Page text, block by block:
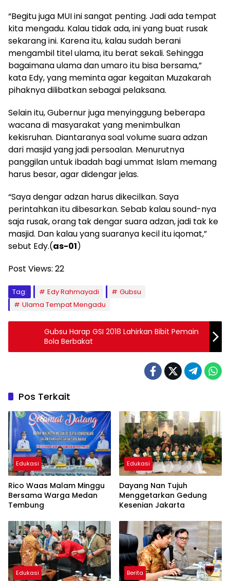
“Begitu juga MUI ini sangat penting. Jadi ada tempat
kita mengadu. Kalau tidak ada, ini yang buat rusak
sekarang ini. Karena itu, kalau sudah berani
mengambil titel ulama, itu berat sekali. Sehingga
bagaimana ulama dan umaro itu bisa bersama,”
kata Edy, yang meminta agar kegaitan Muzakarah
pihaknya dilibatkan sebagai pelaksana.
Selain itu, Gubernur juga menyinggung beberapa
wacana di masyarakat yang menimbulkan
kekisruhan. Diantaranya soal volume suara adzan
dari masjid yang jadi persoalan. Menurutnya
panggilan untuk ibadah bagi ummat Islam memang
harus besar, agar didengar jelas.
“Saya dengar adzan harus dikecilkan. Saya
perintahkan itu dibesarkan. Sebab kalau sound-nya
saja rusak, orang tak dengar suara adzan, jadi tak ke
masjid. Dan kalau yang suaranya kecil itu iqomat,”
sebut Edy.(as-01)
Post Views: 22
Tag: Edy Rahmayadi
Gubsu
Ulama Tempat Mengadu
Gubsu Harap GSI 2018 Lahirkan Bibit Pemain
Bola Berbakat
Pos Terkait
Edukasi
Rico Waas Malam Minggu
Bersama Warga Medan
Tembung
Edukasi
Dayang Nan Tujuh
Menggetarkan Gedung
Kesenian Jakarta
Edukasi Berita